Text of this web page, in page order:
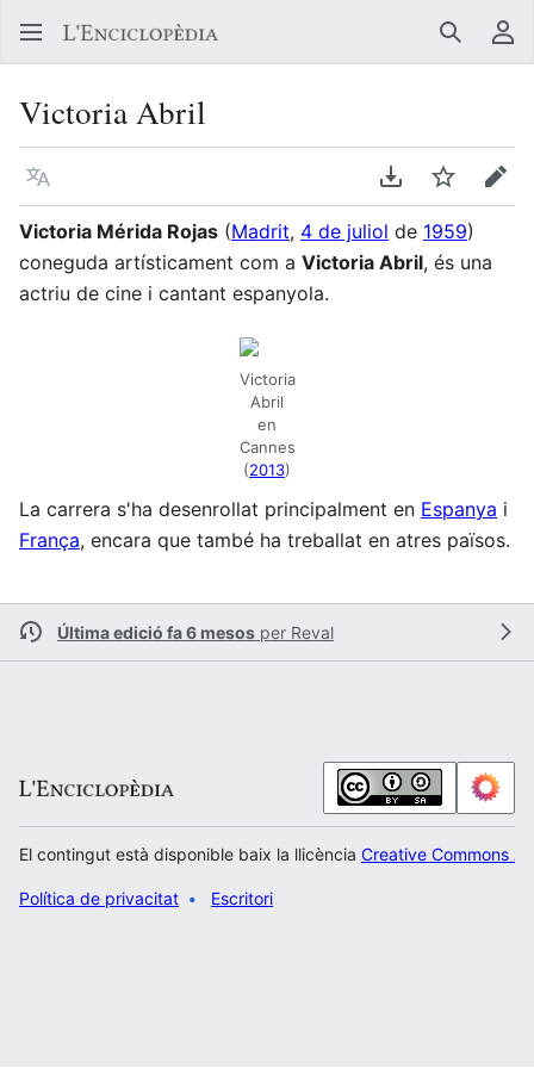
Buscar
Victoria Abril
Llegir en un atre idioma Descarregar en
Vigilar
Victoria Mérida Rojas (Madrit, 4 de juliol de 1959)
coneguda artísticament com a Victoria Abril, és una
actriu de cine i cantant espanyola.
Victoria
Abril
en
Cannes
(2013)
La carrera s'ha desenrollat principalment en Espanya i
França, encara que també ha treballat en atres països.
Última edició fa 6 mesos per Reval
El contingut està disponible baix la llicència Creative Commons
Política de privacitat Escritori